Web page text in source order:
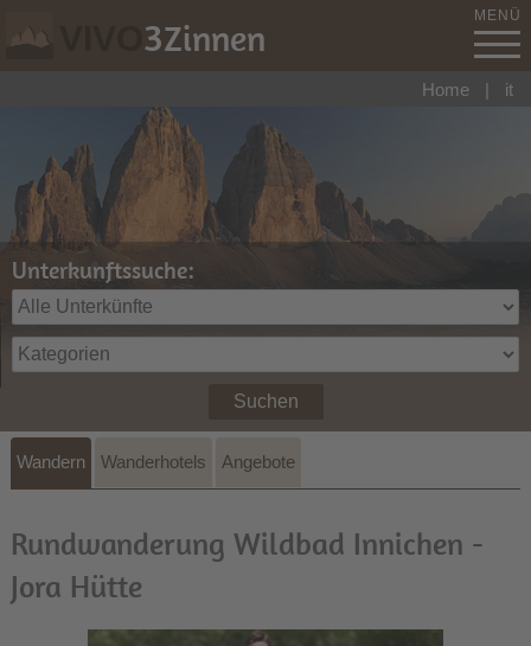
3Zinnen MENÜ
Unterkunftssuche:
Suchen
Home | it
Wandern Wanderhotels Angebote
Rundwanderung Wildbad Innichen -
Jora Hütte